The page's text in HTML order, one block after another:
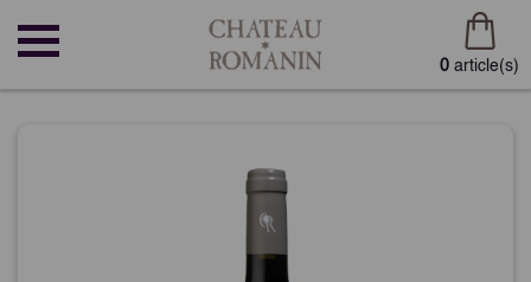
0 article(s)